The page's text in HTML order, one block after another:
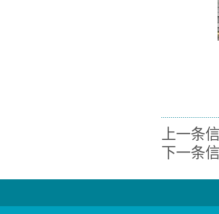
上一条
下一条